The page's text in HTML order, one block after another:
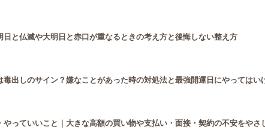
と仏滅や大明日と赤口が重なるときの考え方と後悔しない整え方
出しのサイン？嫌なことがあった時の対処法と最強開運日にやってはい
っていいこと｜大きな高額の買い物や支払い・面接・契約の不安をやさ